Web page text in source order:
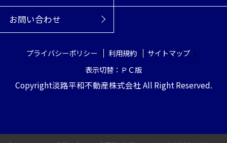
お問い合わせ
プライバシーポリシー 利用規約
サイトマップ
表示切替：ＰＣ版
Copyright淡路平和不動産株式会社 All Right Reserved.